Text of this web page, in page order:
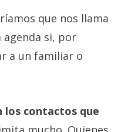
que nos llama
si, por
a un familiar o
los contactos que